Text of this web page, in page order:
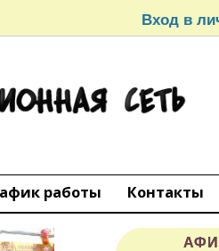
Вход в
работы Контакты